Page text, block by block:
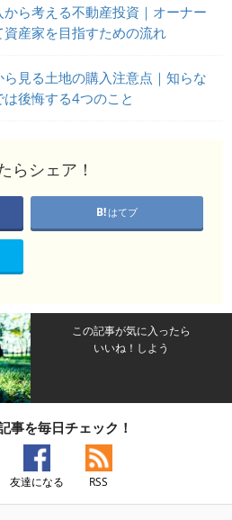
から考える不動産投資｜オーナー
資産家を目指すための流れ
ら見る土地の購入注意点｜知らな
後悔する4つのこと
らシェア！
はてブ
この記事が気に入ったら
いいね！しよう
事を毎日チェック！
友達になる RSS